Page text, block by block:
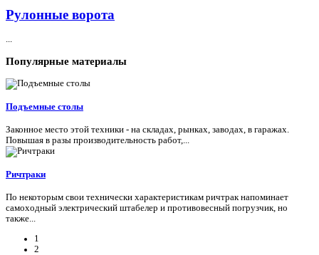
Рулонные ворота
...
Популярные материалы
Подъемные столы
Законное место этой техники - на складах, рынках, заводах, в гаражах.
Повышая в разы производительность работ,...
Ричтраки
По некоторым свои технически характеристикам ричтрак напоминает
самоходный электрический штабелер и противовесный погрузчик, но
также...
1
2